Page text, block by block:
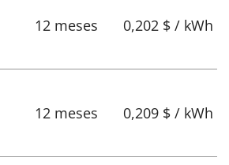
12 meses 0,202 $ / kWh
12 meses 0,209 $ / kWh